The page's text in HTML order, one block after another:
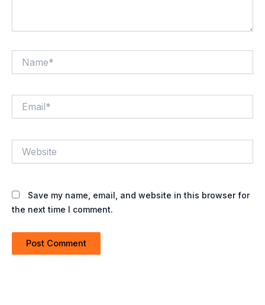
Save my name, email, and website in this browser for
the next time I comment.